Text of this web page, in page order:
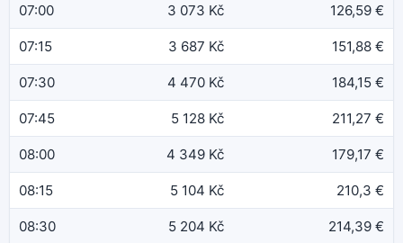
07:00 3 073 Kč 126,59 €
07:15 3 687 Kč 151,88 €
07:30 4 470 Kč 184,15 €
07:45 5 128 Kč 211,27 €
08:00 4 349 Kč 179,17 €
08:15 5 104 Kč 210,3 €
08:30 5 204 Kč 214,39 €